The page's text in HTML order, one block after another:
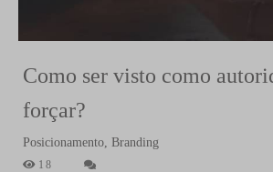
Como ser visto como
forçar?
Posicionamento, Branding
18